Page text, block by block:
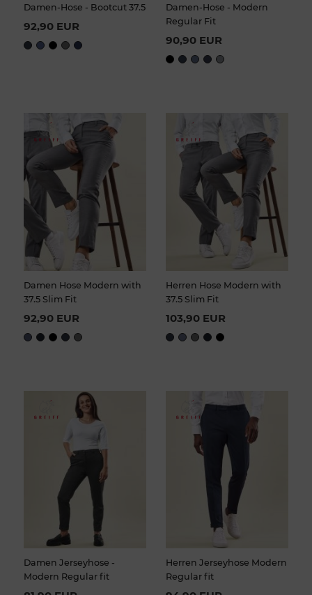
Damen-Hose - Bootcut 37.5
92,90 EUR
Damen-Hose - Modern
Regular Fit
90,90 EUR
Damen Hose Modern with
37.5 Slim Fit
92,90 EUR
Herren Hose Modern with
37.5 Slim Fit
103,90 EUR
Damen Jerseyhose -
Modern Regular fit
Herren Jerseyhose Modern
Regular fit